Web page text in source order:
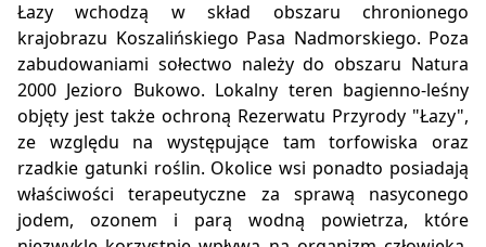
Łazy wchodzą w skład obszaru chronionego
krajobrazu Koszalińskiego Pasa Nadmorskiego. Poza
zabudowaniami sołectwo należy do obszaru Natura
2000 Jezioro Bukowo. Lokalny teren bagienno-leśny
objęty jest także ochroną Rezerwatu Przyrody "Łazy",
ze względu na występujące tam torfowiska oraz
rzadkie gatunki roślin. Okolice wsi ponadto posiadają
właściwości terapeutyczne za sprawą nasyconego
jodem, ozonem i parą wodną powietrza, które